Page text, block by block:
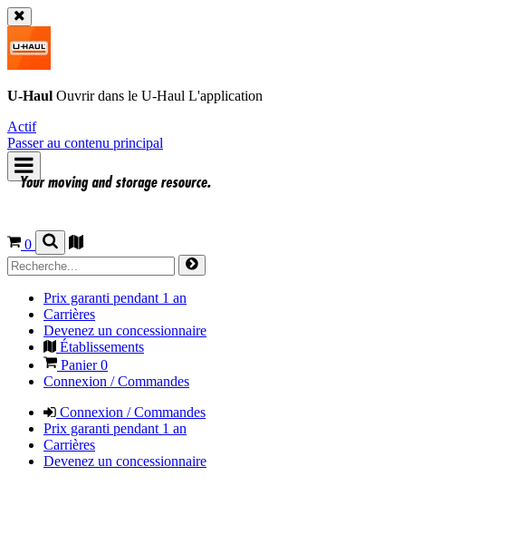
U-Haul Ouvrir dans le U-Haul L'application
Actif
Passer au contenu principal
0
Prix garanti pendant 1 an
Carrières
Devenez un concessionnaire
Établissements
Panier0
Connexion / Commandes
Connexion / Commandes
Prix garanti pendant 1 an
Carrières
Devenez un concessionnaire